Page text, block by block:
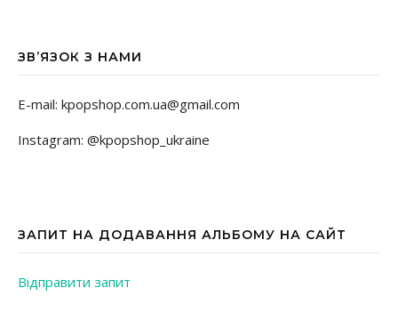
ЗВ’ЯЗОК З НАМИ
E-mail: kpopshop.com.ua@gmail.com
Instagram: @kpopshop_ukraine
ЗАПИТ НА ДОДАВАННЯ АЛЬБОМУ НА САЙТ
Відправити запит